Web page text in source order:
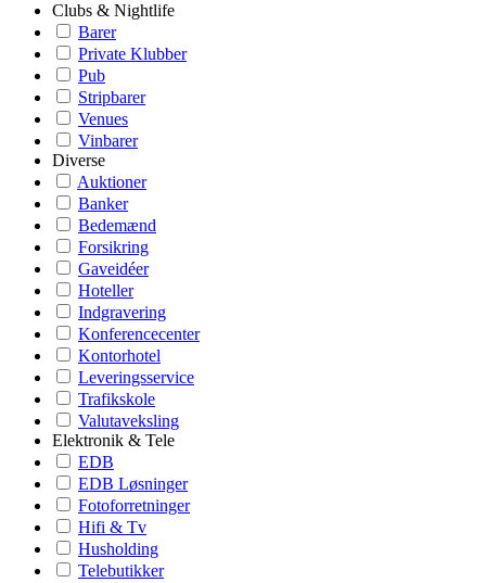
Clubs & Nightlife
Barer
Private Klubber
Pub
Stripbarer
Venues
Vinbarer
Diverse
Auktioner
Banker
Bedemænd
Forsikring
Gaveidéer
Hoteller
Indgravering
Konferencecenter
Kontorhotel
Leveringsservice
Trafikskole
Valutaveksling
Elektronik & Tele
EDB
EDB Løsninger
Fotoforretninger
Hifi & Tv
Husholding
Telebutikker